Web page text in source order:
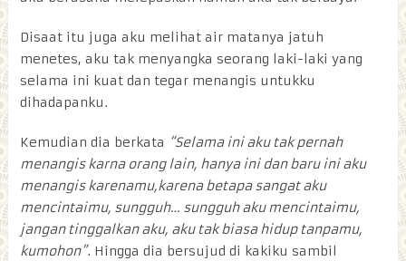
Disaat itu juga aku melihat air matanya jatuh
menetes, aku tak menyangka seorang laki-laki yang
selama ini kuat dan tegar menangis untukku
dihadapanku.
Kemudian dia berkata “Selama ini aku tak pernah
menangis karna orang lain, hanya ini dan baru ini aku
menangis karenamu,karena betapa sangat aku
mencintaimu, sungguh… sungguh aku mencintaimu,
jangan tinggalkan aku, aku tak biasa hidup tanpamu,
kumohon”. Hingga dia bersujud di kakiku sambil